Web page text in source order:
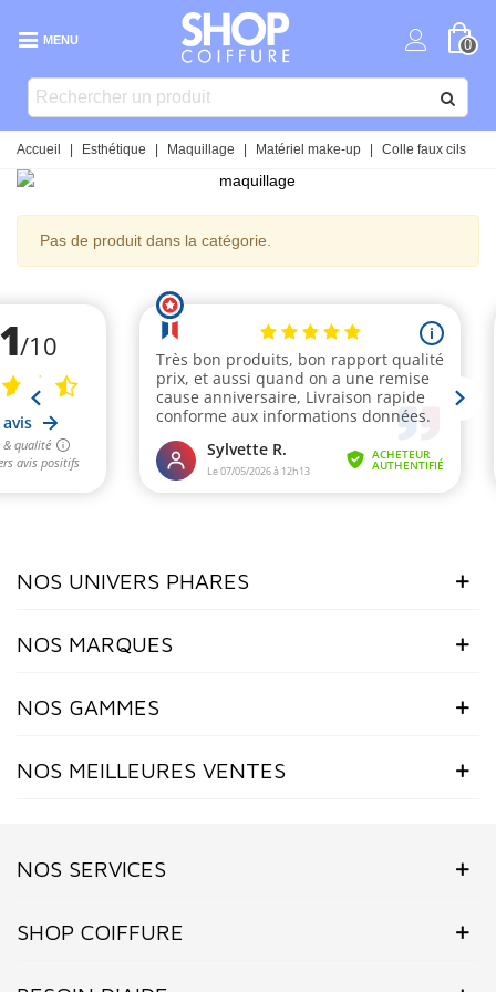
MENU 0
Accueil Esthétique Maquillage Matériel make-up Colle faux cils
Pas de produit dans la catégorie.
NOS UNIVERS PHARES
NOS MARQUES
NOS GAMMES
NOS MEILLEURES VENTES
NOS SERVICES
SHOP COIFFURE